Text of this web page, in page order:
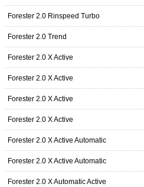
Forester 2.0 Rinspeed Turbo
Forester 2.0 Trend
Forester 2.0 X Active
Forester 2.0 X Active
Forester 2.0 X Active
Forester 2.0 X Active
Forester 2.0 X Active Automatic
Forester 2.0 X Active Automatic
Forester 2.0 X Automatic Active